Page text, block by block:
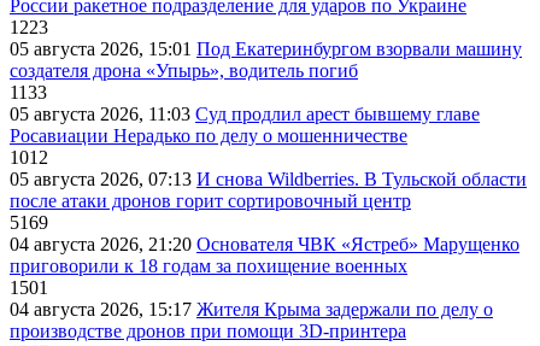
России ракетное подразделение для ударов по Украине
1223
05 августа 2026, 15:01 Под Екатеринбургом взорвали машину
создателя дрона «Упырь», водитель погиб
1133
05 августа 2026, 11:03 Суд продлил арест бывшему главе
Росавиации Нерадько по делу о мошенничестве
1012
05 августа 2026, 07:13 И снова Wildberries. В Тульской области
после атаки дронов горит сортировочный центр
5169
04 августа 2026, 21:20 Основателя ЧВК «Ястреб» Марущенко
приговорили к 18 годам за похищение военных
1501
04 августа 2026, 15:17 Жителя Крыма задержали по делу о
производстве дронов при помощи 3D‑принтера